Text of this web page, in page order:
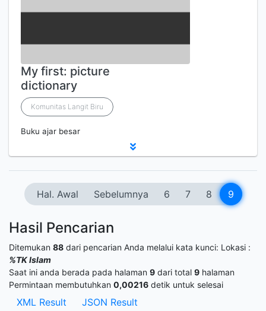
My first: picture
dictionary
Komunitas Langit Biru
Buku ajar besar
Hal. Awal Sebelumnya 6 7 8 9
Hasil Pencarian
Ditemukan 88 dari pencarian Anda melalui kata kunci: Lokasi :
%TK Islam
Saat ini anda berada pada halaman 9 dari total 9 halaman
Permintaan membutuhkan 0,00216 detik untuk selesai
XML Result JSON Result